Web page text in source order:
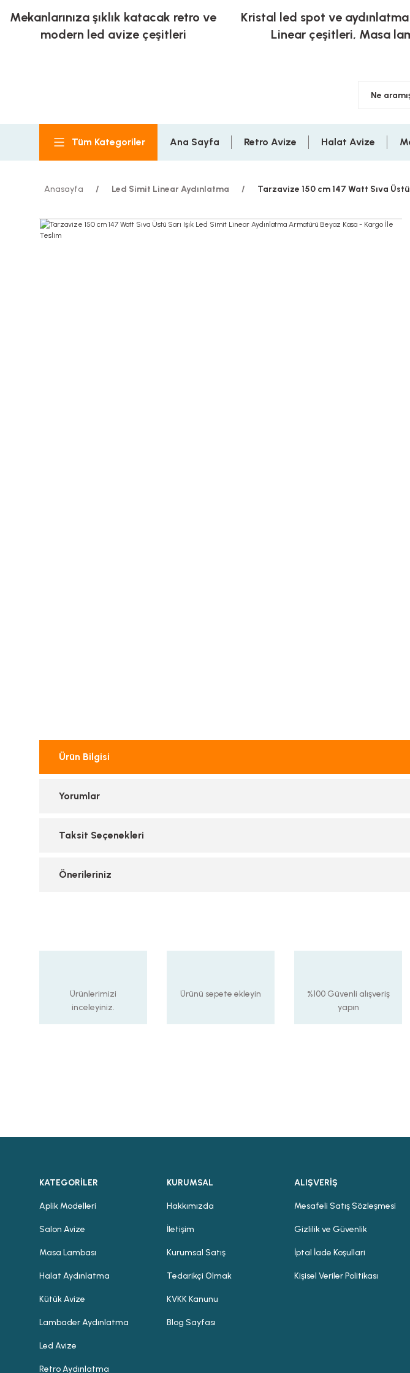
Mekanlarınıza şıklık katacak retro ve
modern led avize çeşitleri
Kristal led spot ve
Linear çeşitleri, Masa
Tüm Kategoriler Ana Sayfa Retro Avize Halat Avize
Anasayfa Led Simit Linear Aydınlatma Tarzavize 150 cm 147 Watt Sıva
Ürün Bilgisi
Yorumlar
Taksit Seçenekleri
Önerileriniz
Ürünlerimizi
inceleyiniz.
Ürünü sepete ekleyin
%100 Güvenli alışveriş
yapın
KATEGORİLER
Aplik Modelleri
Salon Avize
Masa Lambası
Halat Aydınlatma
Kütük Avize
Lambader Aydınlatma
Led Avize
Retro Aydınlatma
KURUMSAL
Hakkımızda
İletişim
Kurumsal Satış
Tedarikçi Olmak
KVKK Kanunu
Blog Sayfası
ALIŞVERİŞ
Mesafeli Satış Sözleşmesi
Gizlilik ve Güvenlik
İptal İade Koşullari
Kişisel Veriler Politikası